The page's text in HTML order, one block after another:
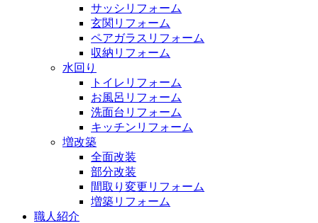
サッシリフォーム
玄関リフォーム
ペアガラスリフォーム
収納リフォーム
水回り
トイレリフォーム
お風呂リフォーム
洗面台リフォーム
キッチンリフォーム
増改築
全面改装
部分改装
間取り変更リフォーム
増築リフォーム
職人紹介